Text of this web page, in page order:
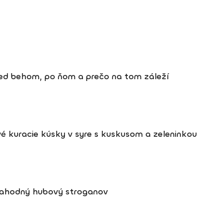
behom, po ňom a prečo na tom záleží
kuracie kúsky v syre s kuskusom a zeleninkou
hubový stroganov